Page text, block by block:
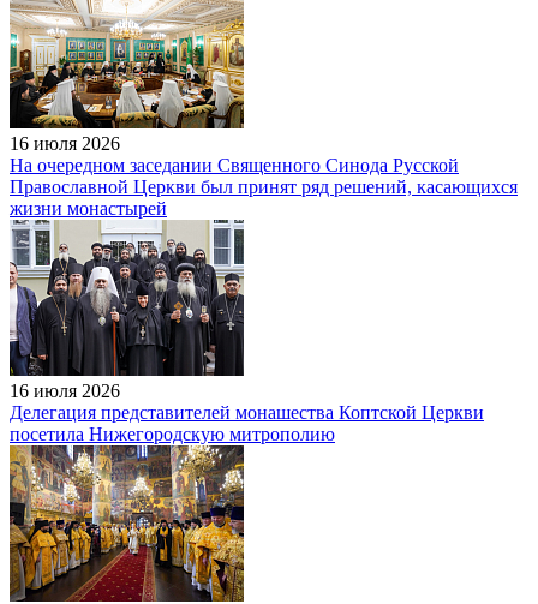
16 июля 2026
На очередном заседании Священного Синода Русской
Православной Церкви был принят ряд решений, касающихся
жизни монастырей
16 июля 2026
Делегация представителей монашества Коптской Церкви
посетила Нижегородскую митрополию